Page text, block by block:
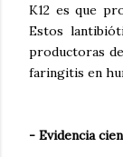
K12 es que
Estos
productoras
faringitis en
- Evidencia